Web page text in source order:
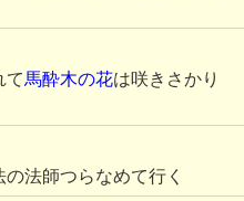
て馬酔木の花は咲きさかり
法師つらなめて行く